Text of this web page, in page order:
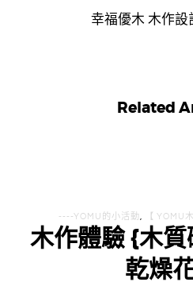
幸福優木 木作設
Related
----YOMU的小活動 , 【 YOMU
木作體驗 {木
乾燥